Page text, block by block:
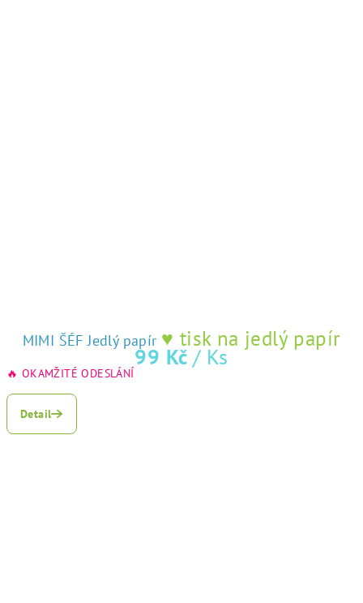
MIMI ŠÉF Jedlý papír ♥ tisk na jedlý papír
99 Kč / Ks
🔥 OKAMŽITÉ ODESLÁNÍ
Detail